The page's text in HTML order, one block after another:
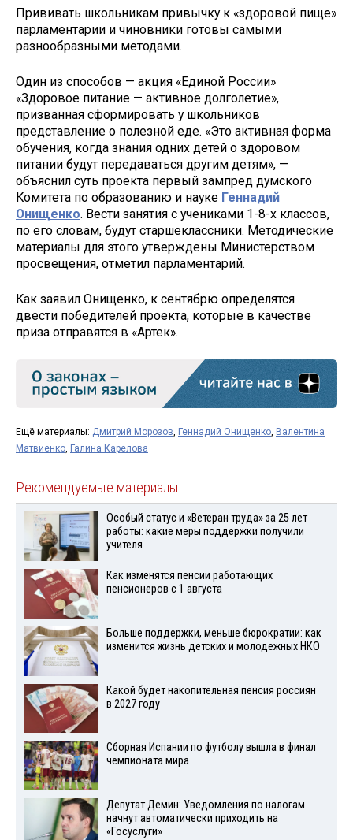
Прививать школьникам привычку к «здоровой пище»
парламентарии и чиновники готовы самыми
разнообразными методами.
Один из способов — акция «Единой России»
«Здоровое питание — активное долголетие»,
призванная сформировать у школьников
представление о полезной еде. «Это активная форма
обучения, когда знания одних детей о здоровом
питании будут передаваться другим детям», —
объяснил суть проекта первый зампред думского
Комитета по образованию и науке Геннадий
Онищенко. Вести занятия с учениками 1-8-х классов,
по его словам, будут старшеклассники. Методические
материалы для этого утверждены Министерством
просвещения, отметил парламентарий.
Как заявил Онищенко, к сентябрю определятся
двести победителей проекта, которые в качестве
приза отправятся в «Артек».
Ещё материалы: Дмитрий Морозов, Геннадий Онищенко, Валентина
Матвиенко, Галина Карелова
Рекомендуемые материалы
Особый статус и «Ветеран труда» за 25 лет
работы: какие меры поддержки получили
учителя
Как изменятся пенсии работающих
пенсионеров с 1 августа
Больше поддержки, меньше бюрократии: как
изменится жизнь детских и молодежных НКО
Какой будет накопительная пенсия россиян
в 2027 году
Сборная Испании по футболу вышла в финал
чемпионата мира
Депутат Демин: Уведомления по налогам
начнут автоматически приходить на
«Госуслуги»